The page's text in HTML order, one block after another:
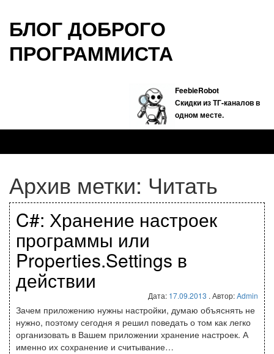
БЛОГ ДОБРОГО
ПРОГРАММИСТА
FeebieRobot
Скидки из ТГ-каналов в
одном месте.
Архив метки: Читать
C#: Хранение настроек
программы или
Properties.Settings в
действии
Дата: 17.09.2013 . Автор:Admin
Зачем приложению нужны настройки, думаю объяснять не
нужно, поэтому сегодня я решил поведать о том как легко
организовать в Вашем приложении хранение настроек. А
именно их сохранение и считывание…